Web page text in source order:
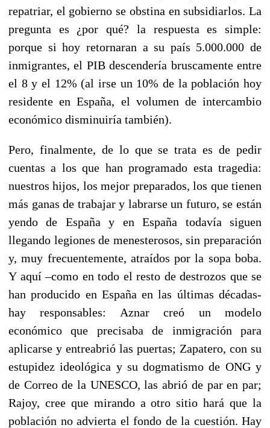
repatriar, el gobierno se obstina en subsidiarlos. La
pregunta es ¿por qué? la respuesta es simple:
porque si hoy retornaran a su país 5.000.000 de
inmigrantes, el PIB descendería bruscamente entre
el 8 y el 12% (al irse un 10% de la población hoy
residente en España, el volumen de intercambio
económico disminuiría también).
Pero, finalmente, de lo que se trata es de pedir
cuentas a los que han programado esta tragedia:
nuestros hijos, los mejor preparados, los que tienen
más ganas de trabajar y labrarse un futuro, se están
yendo de España y en España todavía siguen
llegando legiones de menesterosos, sin preparación
y, muy frecuentemente, atraídos por la sopa boba.
Y aquí –como en todo el resto de destrozos que se
han producido en España en las últimas décadas-
hay responsables: Aznar creó un modelo
económico que precisaba de inmigración para
aplicarse y entreabrió las puertas; Zapatero, con su
estupidez ideológica y su dogmatismo de ONG y
de Correo de la UNESCO, las abrió de par en par;
Rajoy, cree que mirando a otro sitio hará que la
población no advierta el fondo de la cuestión. Hay